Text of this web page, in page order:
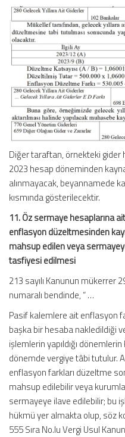
Diğer taraftan, örnekteki gider
2023 hesap döneminden
alınmayacak, beyannamede
kısmında gösterilecektir.
11. Öz sermaye hesaplarına
enflasyon düzeltmesinden
mahsup edilen veya
tasfiyesi edilmesi
213 sayılı Kanunun mükerrer
numaralı bendinde, “ …
Pasif kalemlere ait enflasyon
başka bir hesaba nakledildiği
işlemlerin yapıldığı
dönemde vergiye tâbi tutulur.
enflasyon farkları düzeltme
mahsup edilebilir veya
sermayeye ilave edilebilir; bu
hükmü yer almakta olup, söz
555 Sıra No.lu Vergi Usul